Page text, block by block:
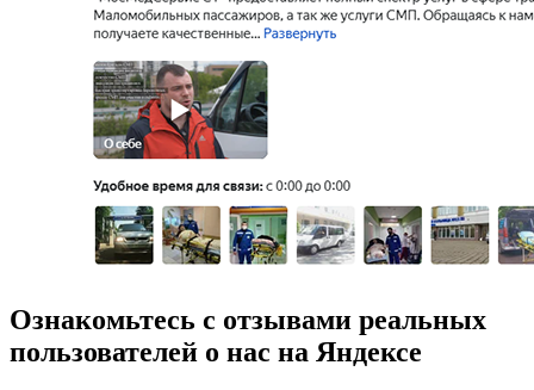
Ознакомьтесь с отзывами реальных
пользователей о нас на Яндексе